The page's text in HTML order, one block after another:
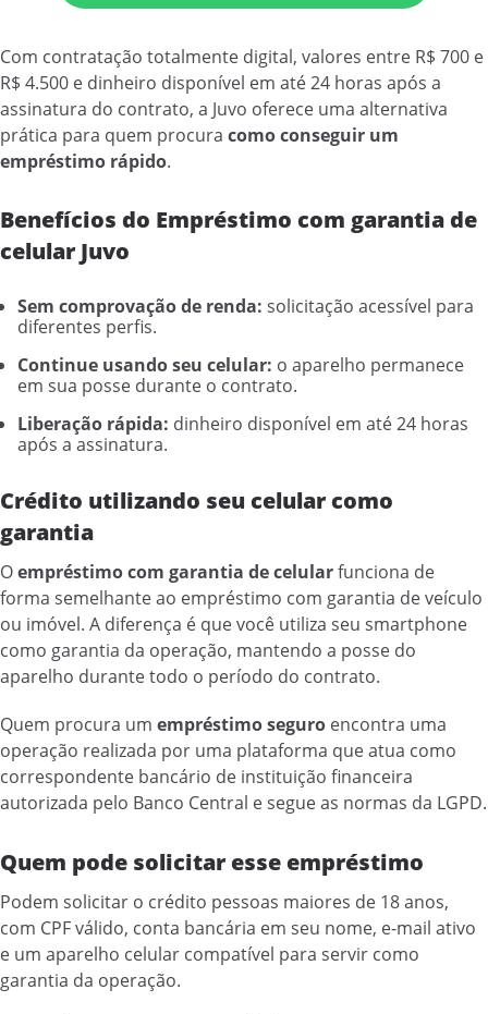
Com contratação totalmente digital, valores entre R$ 700 e
R$ 4.500 e dinheiro disponível em até 24 horas após a
assinatura do contrato, a Juvo oferece uma alternativa
prática para quem procura como conseguir um
empréstimo rápido.
Benefícios do Empréstimo com garantia de
celular Juvo
Sem comprovação de renda: solicitação acessível para
diferentes perfis.
Continue usando seu celular: o aparelho permanece
em sua posse durante o contrato.
Liberação rápida: dinheiro disponível em até 24 horas
após a assinatura.
Crédito utilizando seu celular como
garantia
Oempréstimo com garantia de celularfunciona de
forma semelhante ao empréstimo com garantia de veículo
ou imóvel. A diferença é que você utiliza seu smartphone
como garantia da operação, mantendo a posse do
aparelho durante todo o período do contrato.
Quem procura um empréstimo seguro encontra uma
operação realizada por uma plataforma que atua como
correspondente bancário de instituição financeira
autorizada pelo Banco Central e segue as normas da LGPD.
Quem pode solicitar esse empréstimo
Podem solicitar o crédito pessoas maiores de 18 anos,
com CPF válido, conta bancária em seu nome, e-mail ativo
e um aparelho celular compatível para servir como
garantia da operação.